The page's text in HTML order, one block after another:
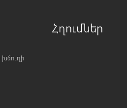
խճուղի
Հղումներ